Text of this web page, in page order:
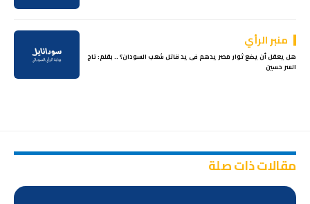
منبر الرأي
هل يعقل أن يضع ثوار مصر يدهم فى يد قاتل شعب السودان؟ .. بقلم: تاج
السر حسين
مقالات ذات صلة